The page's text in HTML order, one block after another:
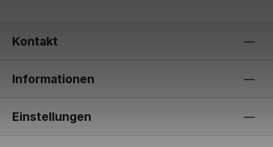
Kontakt
Informationen
Einstellungen